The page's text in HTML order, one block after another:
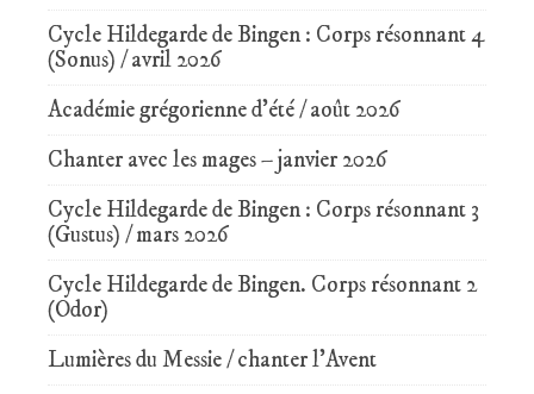
Cycle Hildegarde de Bingen : Corps résonnant 4
(Sonus) / avril 2026
Académie grégorienne d’été / août 2026
Chanter avec les mages – janvier 2026
Cycle Hildegarde de Bingen : Corps résonnant 3
(Gustus) / mars 2026
Cycle Hildegarde de Bingen. Corps résonnant 2
(Odor)
Lumières du Messie / chanter l’Avent